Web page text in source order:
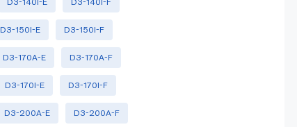
D3-150I-E D3-150I-F
D3-170A-E D3-170A-F
D3-170I-E D3-170I-F
D3-200A-E D3-200A-F